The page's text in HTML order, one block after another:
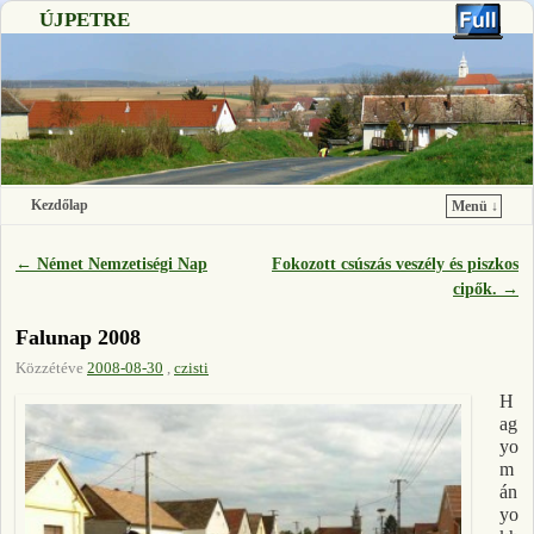
ÚJPETRE
Kezdőlap
Menü ↓
Bejegyzés navigáció
← Német Nemzetiségi Nap
Fokozott csúszás veszély és piszkos
cipők. →
Falunap 2008
Közzétéve 2008-08-30 czisti
H
ag
yo
m
án
yo